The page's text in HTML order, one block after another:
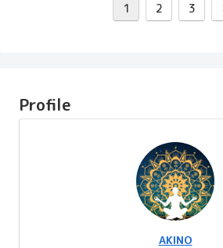
1 2 3
Profile
AKINO